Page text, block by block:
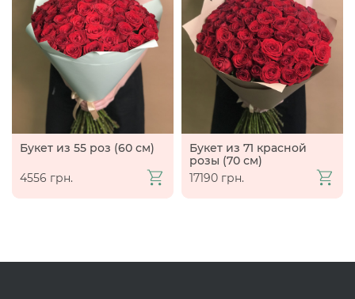
Букет из 55 роз (60 см)
4556 грн.
Букет из 71 красной
розы (70 см)
17190 грн.